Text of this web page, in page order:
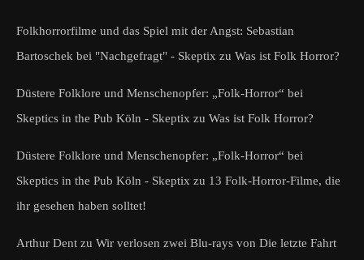
Folkhorrorfilme und das Spiel mit der Angst: Sebastian
Bartoschek bei "Nachgefragt" - Skeptix zu Was ist Folk Horror?
Düstere Folklore und Menschenopfer: „Folk-Horror“ bei
Skeptics in the Pub Köln - Skeptix zu Was ist Folk Horror?
Düstere Folklore und Menschenopfer: „Folk-Horror“ bei
Skeptics in the Pub Köln - Skeptix zu 13 Folk-Horror-Filme, die
ihr gesehen haben solltet!
Arthur Dent zu Wir verlosen zwei Blu-rays von Die letzte Fahrt